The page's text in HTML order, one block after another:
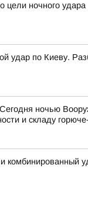
цели ночного
удар по Киеву.
ночью
и складу